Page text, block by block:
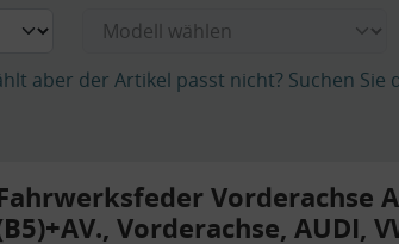
aber der Artikel passt nicht? Suchen
Vorderachse
Vorderachse, AUDI,